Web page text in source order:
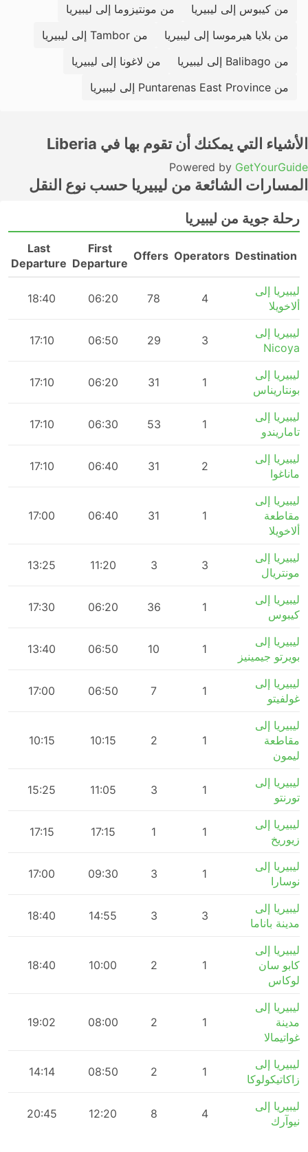
من كيبوس إلى ليبيريا
من مونتيزوما إلى ليبيريا
من بلايا هيرموسا إلى ليبيريا
من Tambor إلى ليبيريا
من Balibago إلى ليبيريا
من لاغونا إلى ليبيريا
من Puntarenas East Province إلى ليبيريا
الأشياء التي يمكنك أن تقوم بها في Liberia
Powered by GetYourGuide
المسارات الشائعة من ليبيريا حسب نوع النقل
رحلة جوية من ليبيريا
Destination
Operators
Offers
First
Departure
Last
Departure
ليبيريا إلى
ألاخويلا
4
78
06:20
18:40
ليبيريا إلى
Nicoya
3
29
06:50
17:10
ليبيريا إلى
بونتاريناس
1
31
06:20
17:10
ليبيريا إلى
تاماريندو
1
53
06:30
17:10
ليبيريا إلى
ماناغوا
2
31
06:40
17:10
ليبيريا إلى
مقاطعة
ألاخويلا
1
31
06:40
17:00
ليبيريا إلى
مونتريال
3
3
11:20
13:25
ليبيريا إلى
كيبوس
1
36
06:20
17:30
ليبيريا إلى
بويرتو جيمينيز
1
10
06:50
13:40
ليبيريا إلى
غولفيتو
1
7
06:50
17:00
ليبيريا إلى
مقاطعة
ليمون
1
2
10:15
10:15
ليبيريا إلى
تورنتو
1
3
11:05
15:25
ليبيريا إلى
زيوريخ
1
1
17:15
17:15
ليبيريا إلى
نوسارا
1
3
09:30
17:00
ليبيريا إلى
مدينة باناما
3
3
14:55
18:40
ليبيريا إلى
كابو سان
لوكاس
1
2
10:00
18:40
ليبيريا إلى
مدينة
غواتيمالا
1
2
08:00
19:02
ليبيريا إلى
زاكاتيكولوكا
1
2
08:50
14:14
ليبيريا إلى
نيوآرك
4
8
12:20
20:45